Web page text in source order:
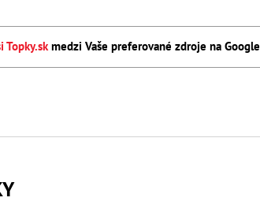
Topky.skmedzi Vaše preferované zdroje na Google